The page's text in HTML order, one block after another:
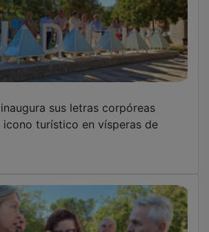
turístico en vísperas de